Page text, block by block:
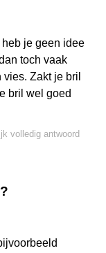
je geen idee
toch vaak
Zakt je bril
bril wel goed
volledig antwoord